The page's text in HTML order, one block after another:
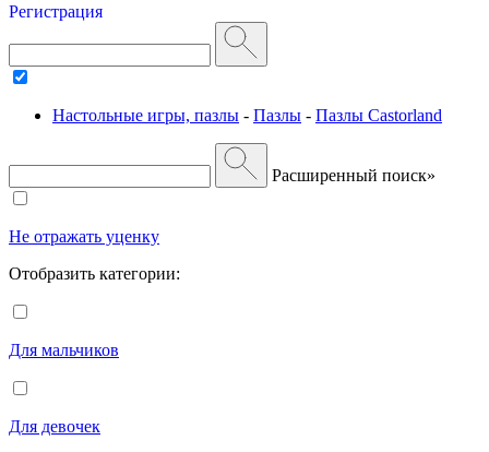
Регистрация
Настольные игры, пазлы - Пазлы - Пазлы Castorland
Расширенный поиск»
Не отражать уценку
Отобразить категории:
Для мальчиков
Для девочек